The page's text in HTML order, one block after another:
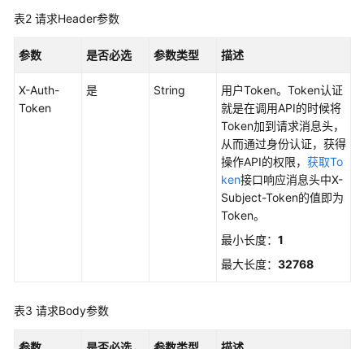
参
考
用
API
表2 请求Header参数
参数 是否必选 参数类型 描述
X-Auth-
Token
是 String
用户Token。Token认证
就是在调用API的时候将
Token加到请求消息头，
从而通过身份认证，获得
操作API的权限， 获取To
ken接口响应消息头中X-
Subject-Token的值即为
Token。
最小长度： 1
最大长度： 32768
表3 请求Body参数